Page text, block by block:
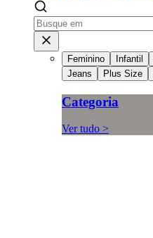
Feminino Infantil
Jeans
Plus Size
Categoria
Ver tudo >